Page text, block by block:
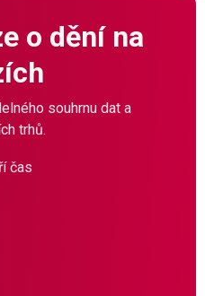
o dění na
souhrnu dat a
trhů.
čas